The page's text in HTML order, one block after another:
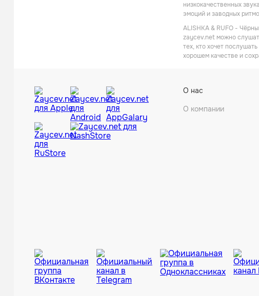
низкокачественных
эмоций и заводных
ALISHKA & RUFO -
zaycev.net можно
тех, кто хочет
хорошем качестве и
О нас
О компании